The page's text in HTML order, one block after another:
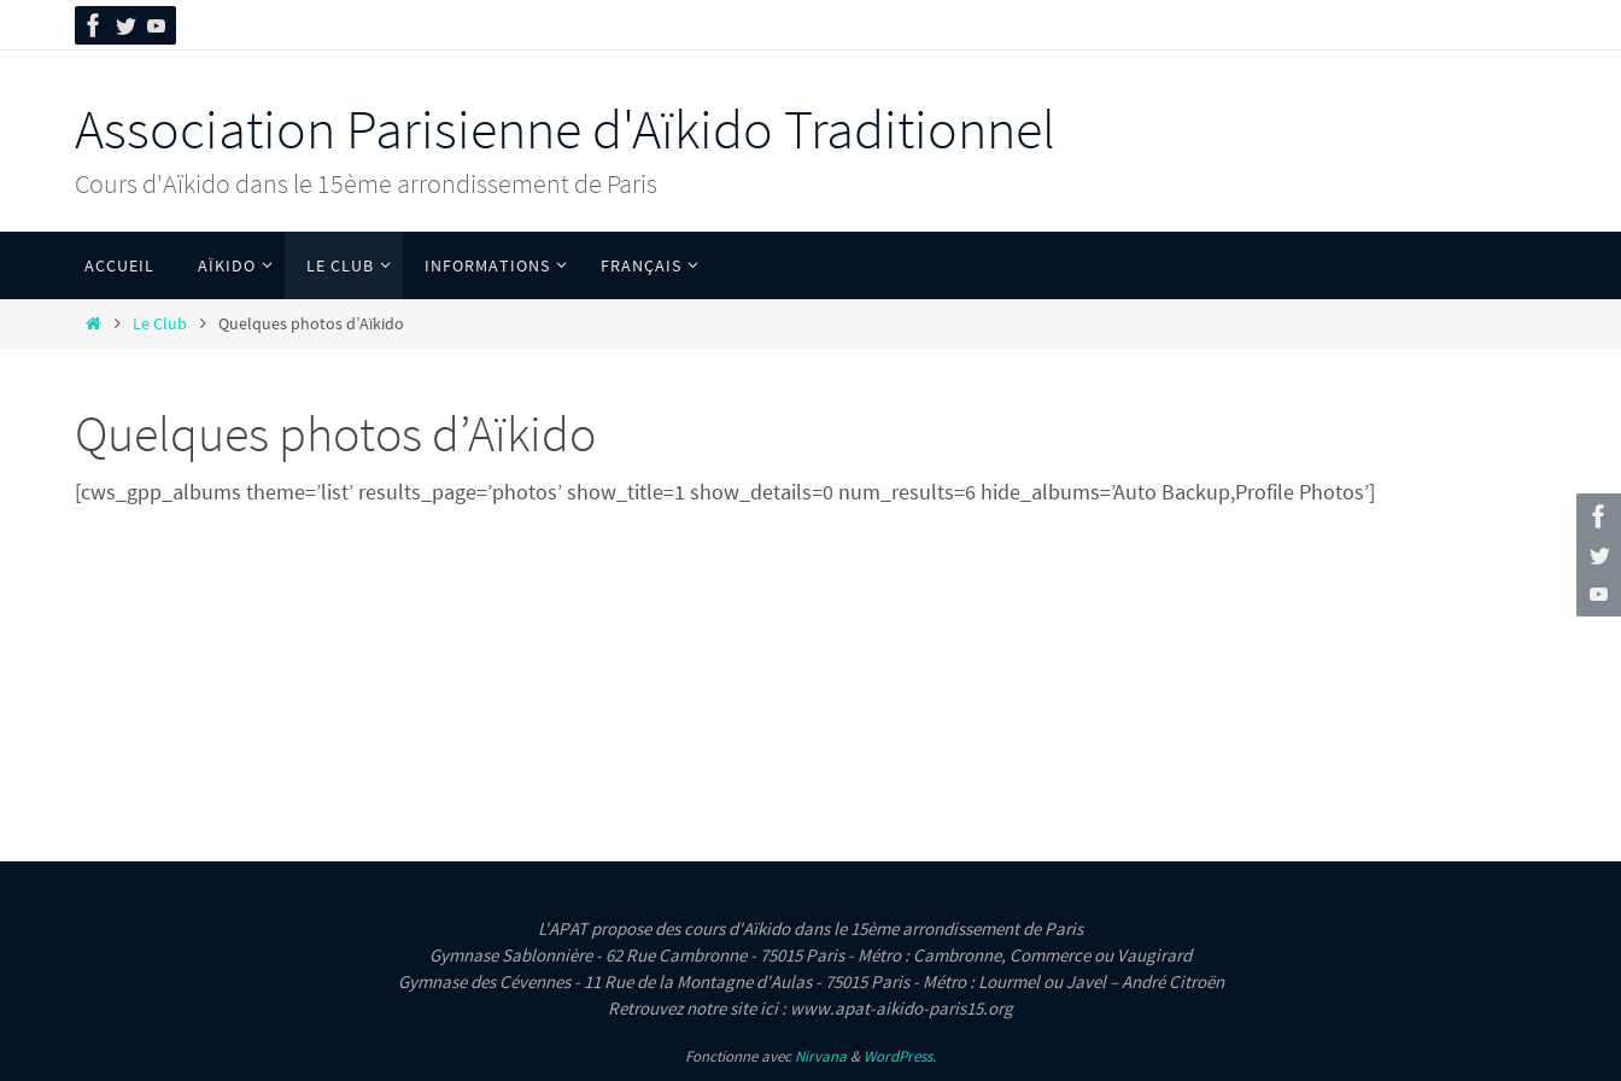
Association Parisienne d'Aïkido Traditionnel
Cours d'Aïkido dans le 15ème arrondissement de Paris
ACCUEIL AÏKIDO LE CLUB INFORMATIONS FRANÇAIS
Le Club Quelques photos d’Aïkido
Quelques photos d’Aïkido
[cws_gpp_albums theme=’list’ results_page=’photos’ show_title=1 show_details=0 num_results=6 hide_albums=’Auto Backup,Profile Photos’]
L'APAT propose des cours d'Aïkido dans le 15ème arrondissement de Paris
Gymnase Sablonnière - 62 Rue Cambronne - 75015 Paris - Métro : Cambronne, Commerce ou Vaugirard
Gymnase des Cévennes - 11 Rue de la Montagne d'Aulas - 75015 Paris - Métro : Lourmel ou Javel – André Citroën
Retrouvez notre site ici : www.apat-aikido-paris15.org
Fonctionne avecNirvana & WordPress.